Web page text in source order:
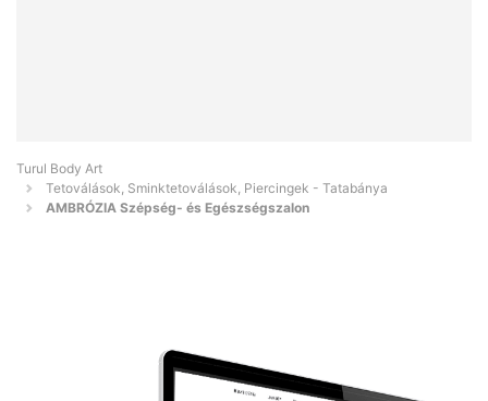
Turul Body Art
Tetoválások, Sminktetoválások, Piercingek - Tatabánya
AMBRÓZIA Szépség- és Egészségszalon